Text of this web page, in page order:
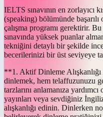
IELTS sınavının en zorlayıcı
(speaking) bölümünde
çalışma programı gerektirir.
sınavında yüksek puanlar
tekniğini detaylı bir şekilde
becerilerinizi bir üst seviyeye
**1. Aktif Dinleme
dinlemek, hem telaffuzunuzu
tarzlarını anlamanıza
yayınları veya sevdiğiniz
alışkanlığı edinin. Dinlerken